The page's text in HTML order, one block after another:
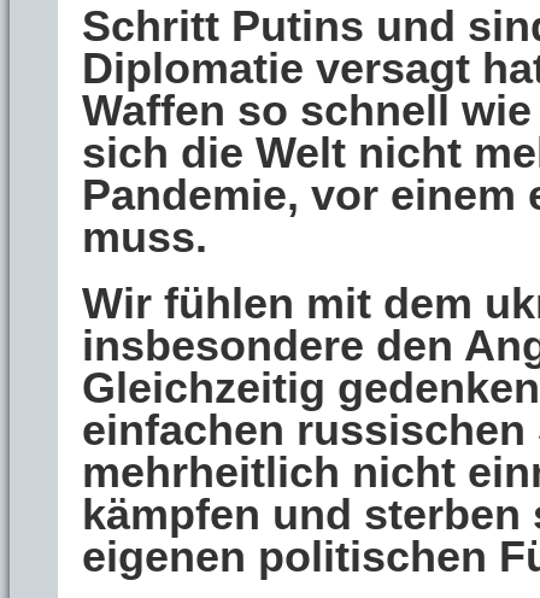
Schritt Putins und
Diplomatie versagt
Waffen so schnell
sich die Welt nicht
Pandemie, vor
muss.
Wir fühlen mit dem
insbesondere den
Gleichzeitig
einfachen
mehrheitlich nicht
kämpfen und sterben
eigenen politischen